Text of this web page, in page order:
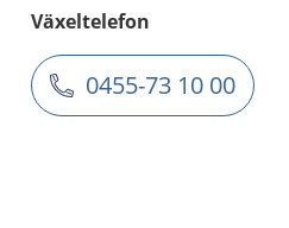
Växeltelefon
0455-73 10 00